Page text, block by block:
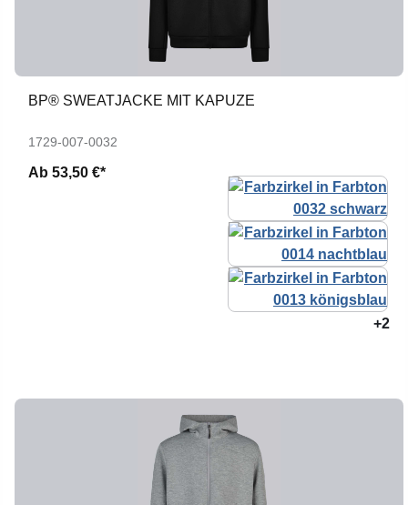
BP® SWEATJACKE MIT KAPUZE
1729-007-0032
Ab 53,50 €*
+2